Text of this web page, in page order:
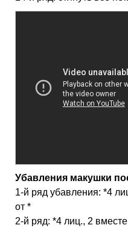
Убавления макушки
1-й ряд убавления: *4
от *
2-й ряд: *4 лиц., 2